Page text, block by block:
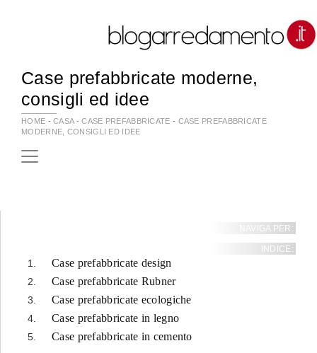
Case prefabbricate moderne,
consigli ed idee
HOME -CASA-CASE PREFABBRICATE - CASE PREFABBRICATE
MODERNE, CONSIGLI ED IDEE
NAVIGA PER:
INDICE:
Case prefabbricate design
Case prefabbricate Rubner
Case prefabbricate ecologiche
Case prefabbricate in legno
Case prefabbricate in cemento